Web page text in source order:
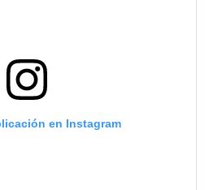
en Instagram